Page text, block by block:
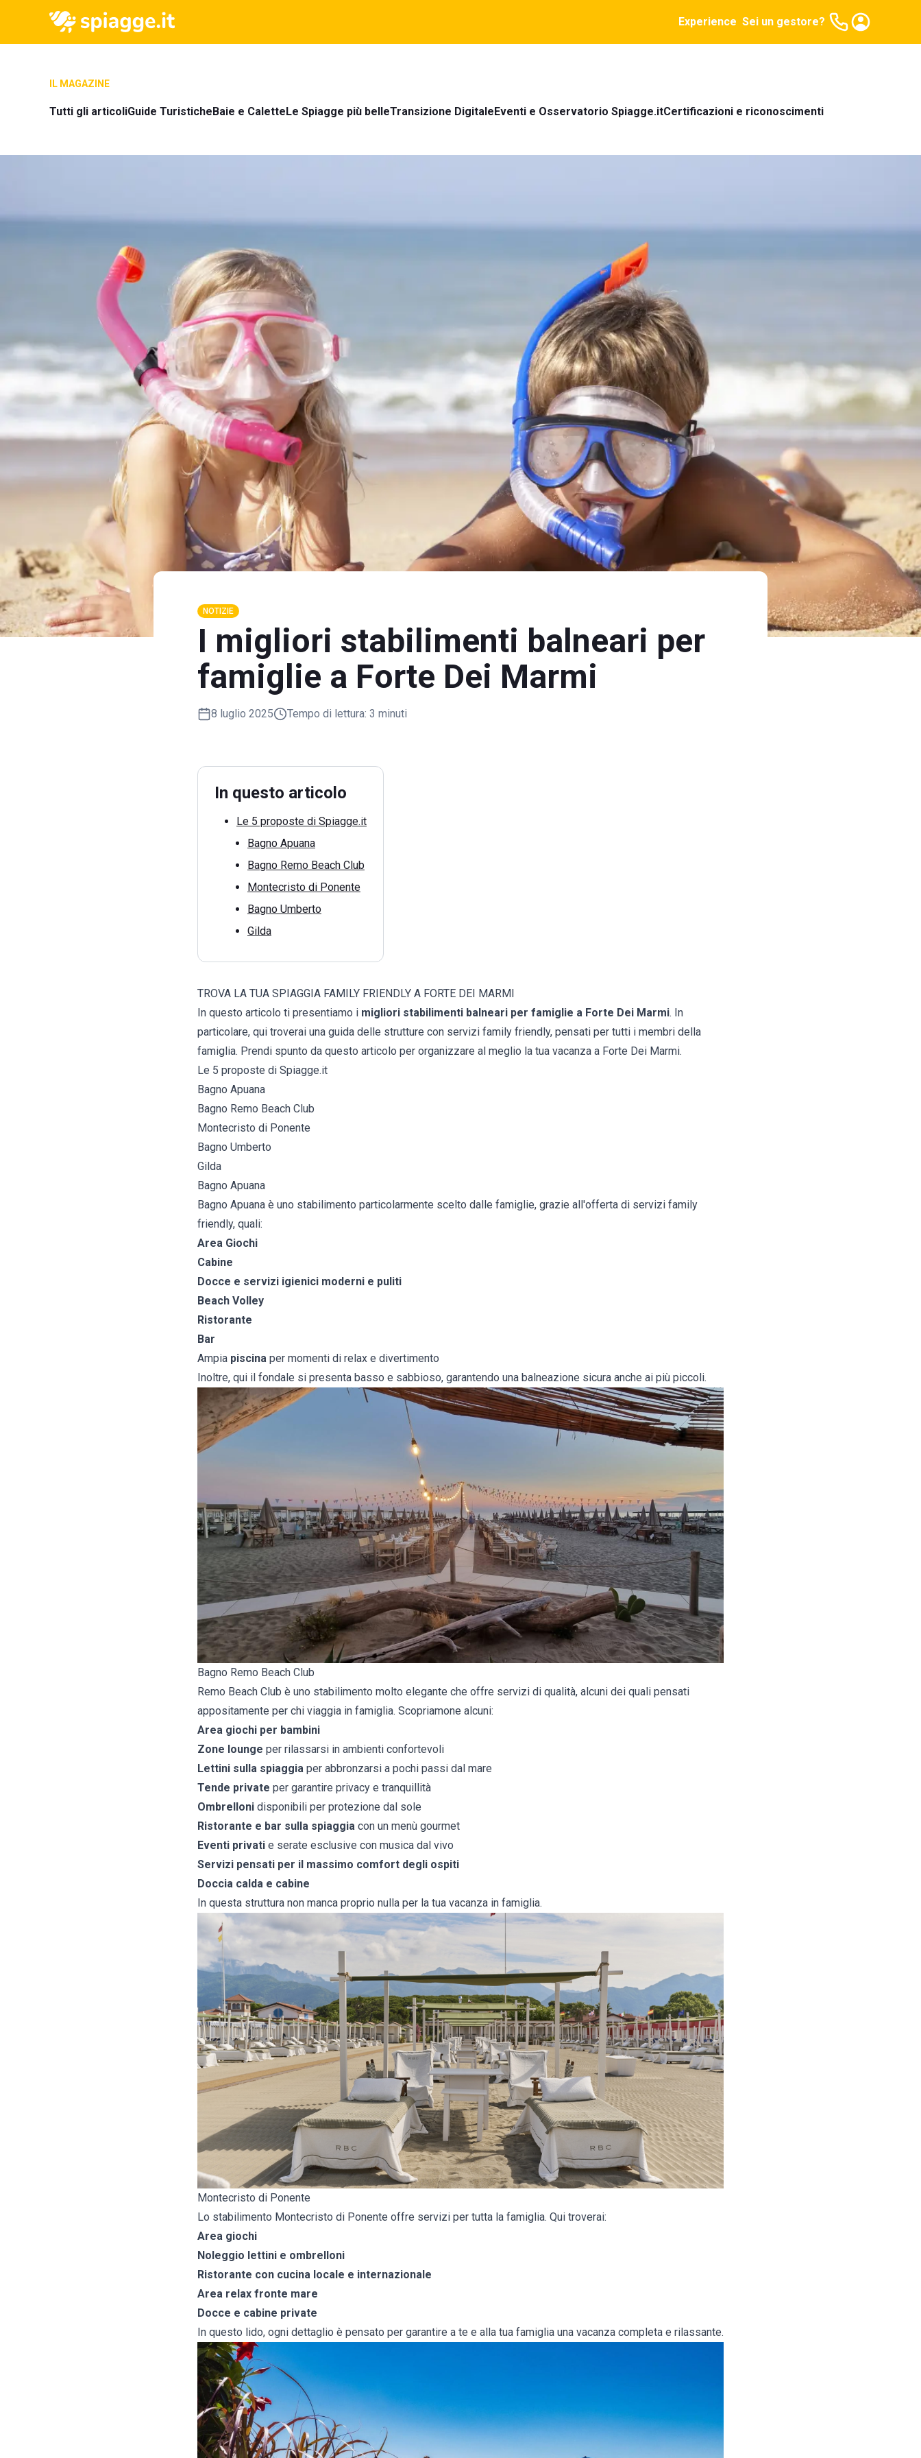
Experience Sei un gestore?
IL MAGAZINE
Tutti gli articoliGuide TuristicheBaie e CaletteLe Spiagge più belleTransizione DigitaleEventi e Osservatorio Spiagge.itCertificazioni e riconoscimenti
NOTIZIE
I migliori stabilimenti balneari per
famiglie a Forte Dei Marmi
8 luglio 2025 Tempo di lettura: 3 minuti
In questo articolo
Le 5 proposte di Spiagge.it
Bagno Apuana
Bagno Remo Beach Club
Montecristo di Ponente
Bagno Umberto
Gilda
TROVA LA TUA SPIAGGIA FAMILY FRIENDLY A FORTE DEI MARMI
In questo articolo ti presentiamo i migliori stabilimenti balneari per famiglie a Forte Dei Marmi. In
particolare, qui troverai una guida delle strutture con servizi family friendly, pensati per tutti i membri della
famiglia. Prendi spunto da questo articolo per organizzare al meglio la tua vacanza a Forte Dei Marmi.
Le 5 proposte di Spiagge.it
Bagno Apuana
Bagno Remo Beach Club
Montecristo di Ponente
Bagno Umberto
Gilda
Bagno Apuana
Bagno Apuana è uno stabilimento particolarmente scelto dalle famiglie, grazie all'offerta di servizi family
friendly, quali:
Area Giochi
Cabine
Docce e servizi igienici moderni e puliti
Beach Volley
Ristorante
Bar
Ampia piscina per momenti di relax e divertimento
Inoltre, qui il fondale si presenta basso e sabbioso, garantendo una balneazione sicura anche ai più piccoli.
Bagno Remo Beach Club
Remo Beach Club è uno stabilimento molto elegante che offre servizi di qualità, alcuni dei quali pensati
appositamente per chi viaggia in famiglia. Scopriamone alcuni:
Area giochi per bambini
Zone lounge per rilassarsi in ambienti confortevoli
Lettini sulla spiaggia per abbronzarsi a pochi passi dal mare
Tende private per garantire privacy e tranquillità
Ombrelloni disponibili per protezione dal sole
Ristorante e bar sulla spiaggia con un menù gourmet
Eventi privati e serate esclusive con musica dal vivo
Servizi pensati per il massimo comfort degli ospiti
Doccia calda e cabine
In questa struttura non manca proprio nulla per la tua vacanza in famiglia.
Montecristo di Ponente
Lo stabilimento Montecristo di Ponente offre servizi per tutta la famiglia. Qui troverai:
Area giochi
Noleggio lettini e ombrelloni
Ristorante con cucina locale e internazionale
Area relax fronte mare
Docce e cabine private
In questo lido, ogni dettaglio è pensato per garantire a te e alla tua famiglia una vacanza completa e rilassante.